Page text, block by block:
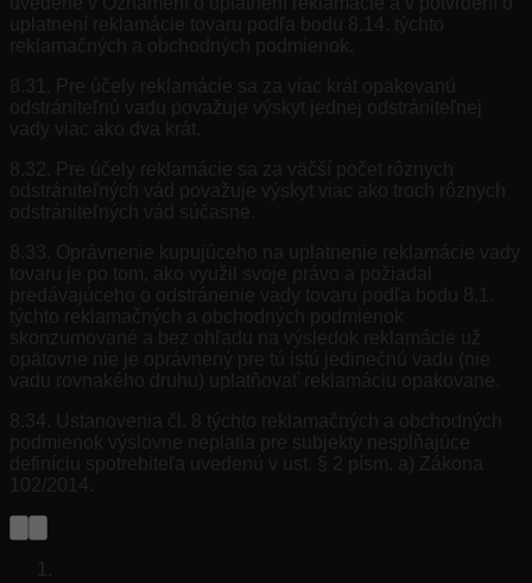
uplatnení reklamácie tovaru podľa bodu 8.14. týchto
reklamačných a obchodných podmienok.
8.31. Pre účely reklamácie sa za viac krát opakovanú
odstrániteľnú vadu považuje výskyt jednej odstrániteľnej
vady viac ako dva krát.
8.32. Pre účely reklamácie sa za väčší počet rôznych
odstrániteľných vád považuje výskyt viac ako troch rôznych
odstrániteľných vád súčasne.
8.33. Oprávnenie kupujúceho na uplatnenie reklamácie vady
tovaru je po tom, ako využil svoje právo a požiadal
predávajúceho o odstránenie vady tovaru podľa bodu 8.1.
týchto reklamačných a obchodných podmienok
skonzumované a bez ohľadu na výsledok reklamácie už
opätovne nie je oprávnený pre tú istú jedinečnú vadu (nie
vadu rovnakého druhu) uplatňovať reklamáciu opakovane.
8.34. Ustanovenia čl. 8 týchto reklamačných a obchodných
podmienok výslovne neplatia pre subjekty nespĺňajúce
definíciu spotrebiteľa uvedenú v ust. § 2 písm. a) Zákona
102/2014.